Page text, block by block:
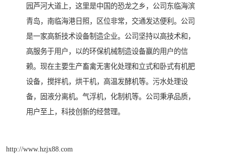
园芦河大道上，这里是中国的恐龙之乡，公司东临海滨
青岛，南临海港日照，区位非常，交通发达便利。公司
是一家高新技术设备制造企业。公司坚持以高技术和，
高服务于用户，以的环保机械制造设备赢的用户的信
赖。现在主要生产畜禽无害化处理和立式和卧式有机肥
设备，搅拌机，烘干机，高温发酵机等。污水处理设
备，固液分离机。气浮机，化制机等。公司秉承品质，
用户至上，科技创新的经营理。
http://www.hzjx88.com